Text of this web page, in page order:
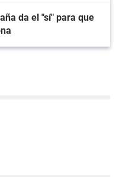
da el "sí" para que